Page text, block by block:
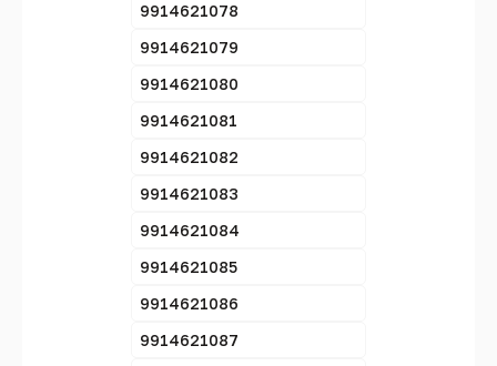
9914621078
9914621079
9914621080
9914621081
9914621082
9914621083
9914621084
9914621085
9914621086
9914621087